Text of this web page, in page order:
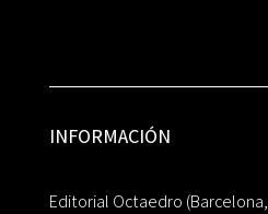
INFORMACIÓN
Editorial Octaedro